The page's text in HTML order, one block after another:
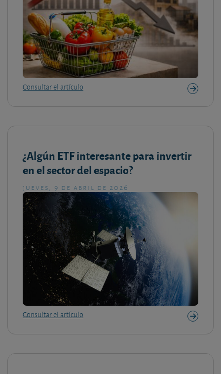
Consultar el artículo
¿Algún ETF interesante para invertir
en el sector del espacio?
jueves, 9 de abril de 2026
Consultar el artículo